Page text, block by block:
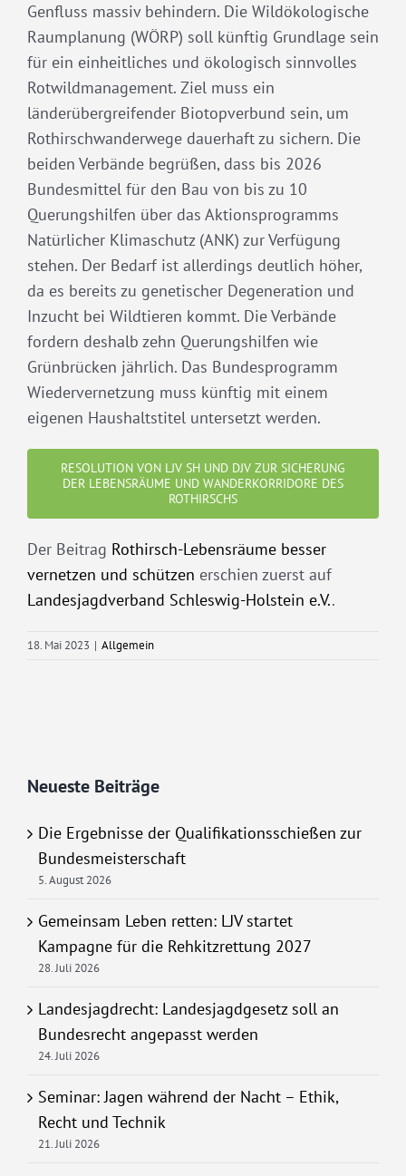
Genfluss massiv behindern. Die Wildökologische
Raumplanung (WÖRP) soll künftig Grundlage sein
für ein einheitliches und ökologisch sinnvolles
Rotwildmanagement. Ziel muss ein
länderübergreifender Biotopverbund sein, um
Rothirschwanderwege dauerhaft zu sichern. Die
beiden Verbände begrüßen, dass bis 2026
Bundesmittel für den Bau von bis zu 10
Querungshilfen über das Aktionsprogramms
Natürlicher Klimaschutz (ANK) zur Verfügung
stehen. Der Bedarf ist allerdings deutlich höher,
da es bereits zu genetischer Degeneration und
Inzucht bei Wildtieren kommt. Die Verbände
fordern deshalb zehn Querungshilfen wie
Grünbrücken jährlich. Das Bundesprogramm
Wiedervernetzung muss künftig mit einem
eigenen Haushaltstitel untersetzt werden.
RESOLUTION VON LJV SH UND DJV ZUR SICHERUNG
DER LEBENSRÄUME UND WANDERKORRIDORE DES
ROTHIRSCHS
Der Beitrag Rothirsch-Lebensräume besser
vernetzen und schützen erschien zuerst auf
Landesjagdverband Schleswig-Holstein e.V..
18. Mai 2023 | Allgemein
Neueste Beiträge
Die Ergebnisse der Qualifikationsschießen zur
Bundesmeisterschaft
5. August 2026
Gemeinsam Leben retten: LJV startet
Kampagne für die Rehkitzrettung 2027
28. Juli 2026
Landesjagdrecht: Landesjagdgesetz soll an
Bundesrecht angepasst werden
24. Juli 2026
Seminar: Jagen während der Nacht – Ethik,
Recht und Technik
21. Juli 2026